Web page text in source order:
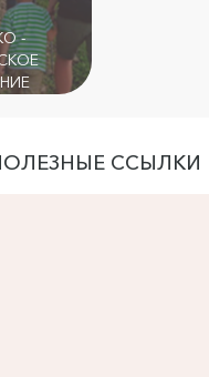
-
ССЫЛКИ